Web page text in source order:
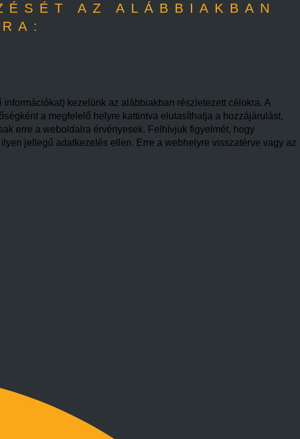
AZ ALÁBBIAKBAN
kezelünk az alábbiakban részletezett célokra. A
a megfelelő helyre kattintva elutasíthatja a hozzájárulást,
erre a weboldalra érvényesek. Felhívjuk figyelmét, hogy
jellegű adatkezelés ellen. Erre a webhelyre visszatérve vagy az